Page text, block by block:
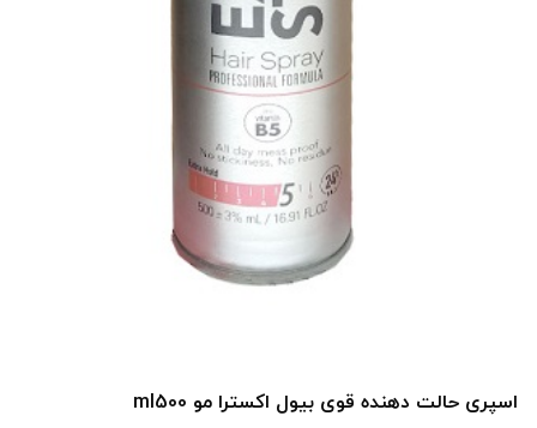
اسپری حالت دهنده قوی بیول اکسترا مو ml500